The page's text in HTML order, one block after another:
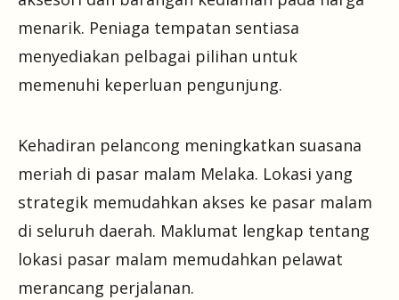
menarik. Peniaga tempatan sentiasa
menyediakan pelbagai pilihan untuk
memenuhi keperluan pengunjung.
Kehadiran pelancong meningkatkan suasana
meriah di pasar malam Melaka. Lokasi yang
strategik memudahkan akses ke pasar malam
di seluruh daerah. Maklumat lengkap tentang
lokasi pasar malam memudahkan pelawat
merancang perjalanan.